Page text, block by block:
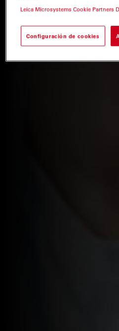
Leica Microsystems Cookie Partners
Configuración de cookies